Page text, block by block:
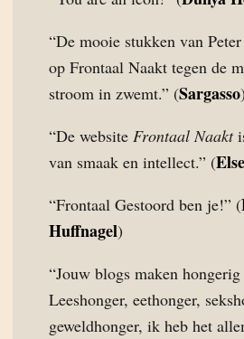
“De mooie stukken van
op Frontaal Naakt tegen de
stroom in zwemt.” (Sargasso)
“De website Frontaal Naakt
van smaak en intellect.” (
“Frontaal Gestoord ben je!” (
Huffnagel)
“Jouw blogs maken hongerig
Leeshonger, eethonger,
geweldhonger, ik heb het